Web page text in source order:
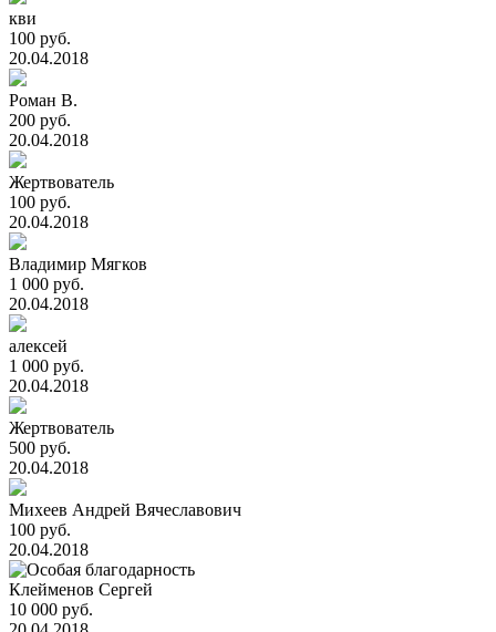
кви
100 руб.
20.04.2018
Роман В.
200 руб.
20.04.2018
Жертвователь
100 руб.
20.04.2018
Владимир Мягков
1 000 руб.
20.04.2018
алексей
1 000 руб.
20.04.2018
Жертвователь
500 руб.
20.04.2018
Михеев Андрей Вячеславович
100 руб.
20.04.2018
Клейменов Сергей
10 000 руб.